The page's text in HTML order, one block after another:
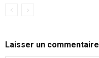
Laisser un commentaire